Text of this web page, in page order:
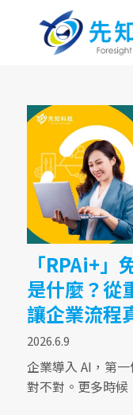
「RPAi+」
是什麼？從
讓企業流程
2026.6.9
企業導入 AI，第
對不對。更多時候